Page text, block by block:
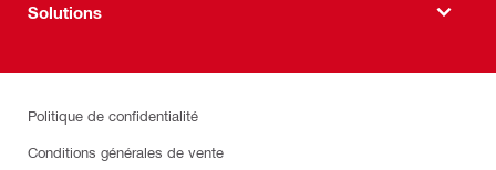
Solutions
Politique de confidentialité
Conditions générales de vente